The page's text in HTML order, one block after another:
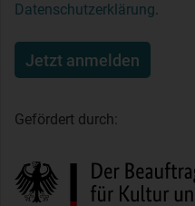
Datenschutzerklärung.
Jetzt anmelden
Gefördert durch: